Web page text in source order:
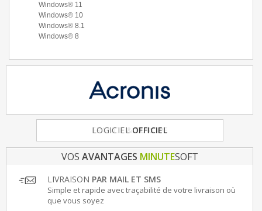
Windows® 11
Windows® 10
Windows® 8.1
Windows® 8
LOGICIEL OFFICIEL
FRANCE & EUROPE
VOS AVANTAGES MINUTESOFT
LIVRAISON PAR MAIL ET SMS
Simple et rapide avec traçabilité de votre livraison où
que vous soyez